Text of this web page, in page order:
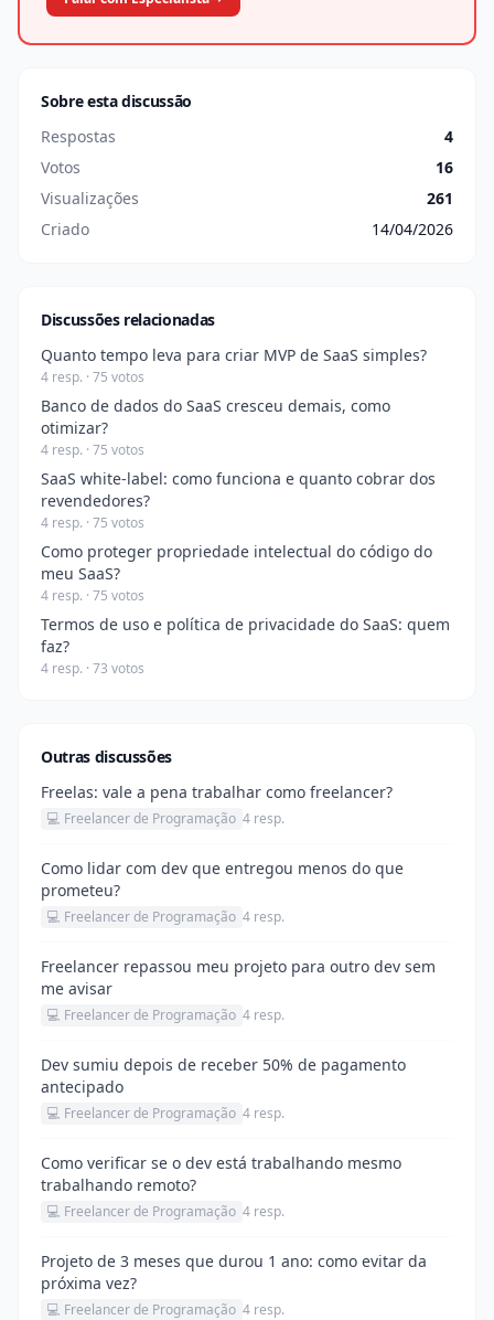
Sobre esta discussão
Respostas
4
Votos
16
Visualizações
261
Criado
14/04/2026
Discussões relacionadas
Quanto tempo leva para criar MVP de SaaS simples?
4 resp. · 75 votos
Banco de dados do SaaS cresceu demais, como
otimizar?
4 resp. · 75 votos
SaaS white-label: como funciona e quanto cobrar dos
revendedores?
4 resp. · 75 votos
Como proteger propriedade intelectual do código do
meu SaaS?
4 resp. · 75 votos
Termos de uso e política de privacidade do SaaS: quem
faz?
4 resp. · 73 votos
Outras discussões
Freelas: vale a pena trabalhar como freelancer?
💻 Freelancer de Programação 4 resp.
Como lidar com dev que entregou menos do que
prometeu?
💻 Freelancer de Programação 4 resp.
Freelancer repassou meu projeto para outro dev sem
me avisar
💻 Freelancer de Programação 4 resp.
Dev sumiu depois de receber 50% de pagamento
antecipado
💻 Freelancer de Programação 4 resp.
Como verificar se o dev está trabalhando mesmo
trabalhando remoto?
💻 Freelancer de Programação 4 resp.
Projeto de 3 meses que durou 1 ano: como evitar da
próxima vez?
💻 Freelancer de Programação 4 resp.